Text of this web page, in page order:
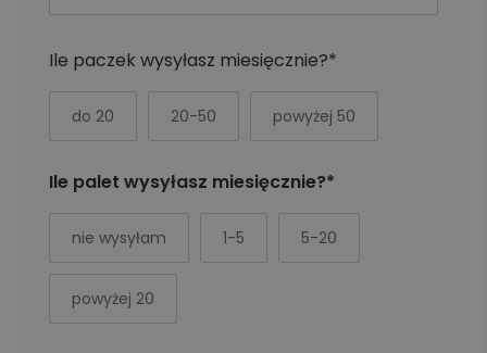
Ile paczek wysyłasz miesięcznie?*
do 20 20-50 powyżej 50
Ile palet wysyłasz miesięcznie?*
nie wysyłam 1-5 5-20
powyżej 20